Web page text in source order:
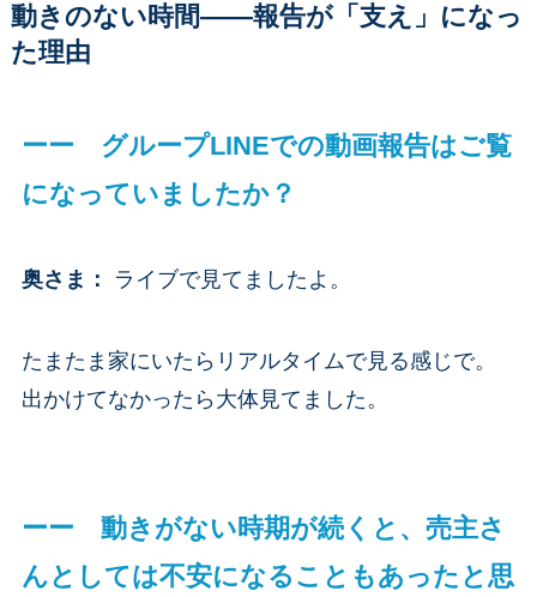
動きのない時間——報告が「支え」になっ
た理由
ーー グループLINEでの動画報告はご覧
になっていましたか？
奥さま ： ライブで見てましたよ。
たまたま家にいたらリアルタイムで見る感じで。
出かけてなかったら大体見てました。
ーー 動きがない時期が続くと、売主さ
んとしては不安になることもあったと思